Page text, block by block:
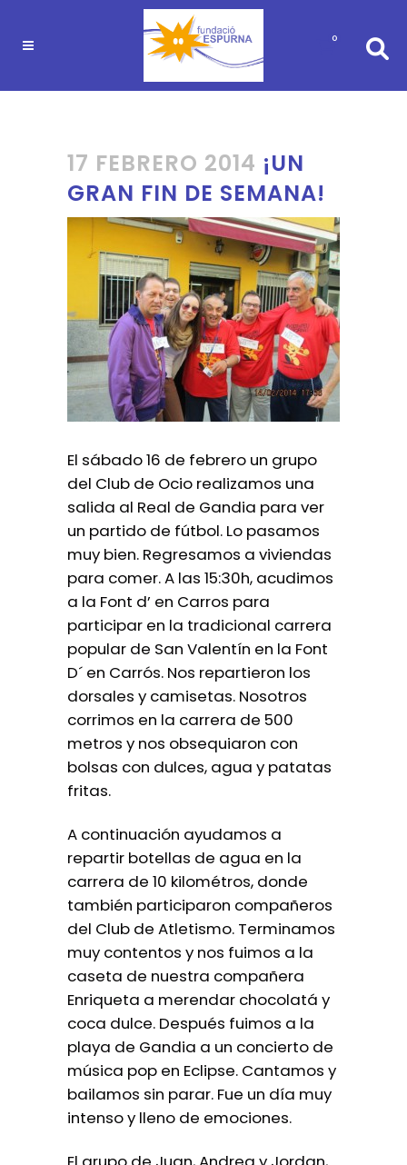
0
17 FEBRERO 2014 ¡UN
GRAN FIN DE SEMANA!
El sábado 16 de febrero un grupo
del Club de Ocio realizamos una
salida al Real de Gandia para ver
un partido de fútbol. Lo pasamos
muy bien. Regresamos a viviendas
para comer. A las 15:30h, acudimos
a la Font d’ en Carros para
participar en la tradicional carrera
popular de San Valentín en la Font
D´ en Carrós. Nos repartieron los
dorsales y camisetas. Nosotros
corrimos en la carrera de 500
metros y nos obsequiaron con
bolsas con dulces, agua y patatas
fritas.
A continuación ayudamos a
repartir botellas de agua en la
carrera de 10 kilométros, donde
también participaron compañeros
del Club de Atletismo. Terminamos
muy contentos y nos fuimos a la
caseta de nuestra compañera
Enriqueta a merendar chocolatá y
coca dulce. Después fuimos a la
playa de Gandia a un concierto de
música pop en Eclipse. Cantamos y
bailamos sin parar. Fue un día muy
intenso y lleno de emociones.